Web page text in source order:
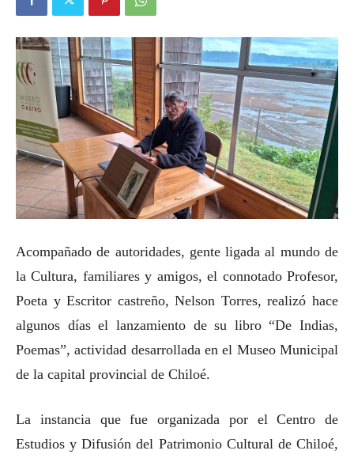
Acompañado de autoridades, gente ligada al mundo de
la Cultura, familiares y amigos, el connotado Profesor,
Poeta y Escritor castreño, Nelson Torres, realizó hace
algunos días el lanzamiento de su libro “De Indias,
Poemas”, actividad desarrollada en el Museo Municipal
de la capital provincial de Chiloé.
La instancia que fue organizada por el Centro de
Estudios y Difusión del Patrimonio Cultural de Chiloé,